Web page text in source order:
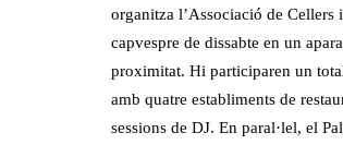
organitza l’Associació de
capvespre de dissabte en un
proximitat. Hi participaren un
amb quatre establiments de
sessions de DJ. En paral·lel, el